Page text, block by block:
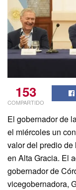
153
COMPARTIDO
El gobernador de
el miércoles un
valor del predio
en Alta Gracia. El
gobernador de
vicegobernadora,